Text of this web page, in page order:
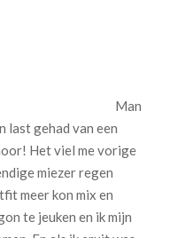
Man
last gehad van een
Het viel me vorige
miezer regen
meer kon mix en
te jeuken en ik mijn